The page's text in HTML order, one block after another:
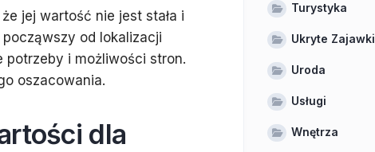
jej wartość nie jest stała i
od lokalizacji
potrzeby i możliwości stron.
oszacowania.
dla
Turystyka
Ukryte Zajawki
Uroda
Usługi
Wnętrza